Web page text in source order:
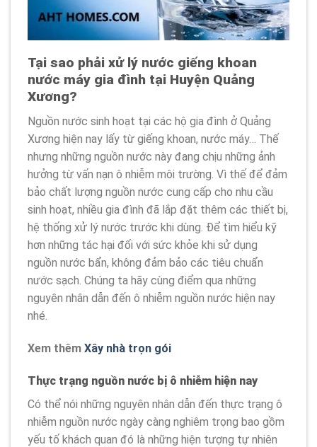
Tại sao phải xử lý nước giếng khoan
nước máy gia đình tại Huyện Quảng
Xương?
Nguồn nước sinh hoạt tại các hộ gia đình ở Quảng
Xương hiện nay lấy từ giếng khoan, nước máy… Thế
nhưng những nguồn nước này đang chịu những ảnh
hưởng từ vấn nạn ô nhiễm môi trường. Vì thế để đảm
bảo chất lượng nguồn nước cung cấp cho nhu cầu
sinh hoạt, nhiều gia đình đã lắp đặt thêm các thiết bị,
hệ thống xử lý nước trước khi dùng. Để tìm hiểu kỹ
hơn những tác hại đối với sức khỏe khi sử dụng
nguồn nước bẩn, không đảm bảo các tiêu chuẩn
nước sạch. Chúng ta hãy cùng điểm qua những
nguyên nhân dẫn đến ô nhiễm nguồn nước hiện nay
nhé.
Xem thêm Xây nhà trọn gói
Thực trạng nguồn nước bị ô nhiễm hiện nay
Có thể nói những nguyên nhân dẫn đến thực trạng ô
nhiễm nguồn nước ngày càng nghiêm trọng bao gồm
yếu tố khách quan đó là những hiện tượng tự nhiên